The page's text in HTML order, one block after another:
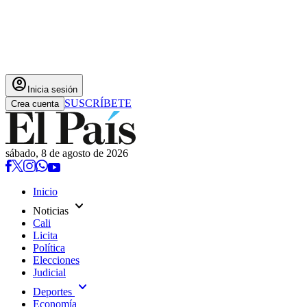
account_circle Inicia sesión
Crea cuenta SUSCRÍBETE
sábado, 8 de agosto de 2026
Inicio
Noticias expand_more
Cali
Licita
Política
Elecciones
Judicial
Deportes expand_more
Economía